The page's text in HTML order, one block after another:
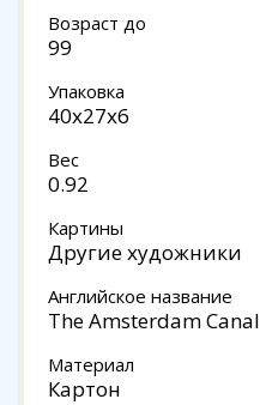
Возраст до
99
Упаковка
40x27x6
Вес
0.92
Картины
Другие художники
Английское название
The Amsterdam Canal
Материал
Картон